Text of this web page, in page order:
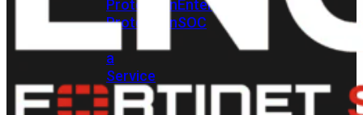
ProtectionEnterprise
ProtectionSOC
a
Service